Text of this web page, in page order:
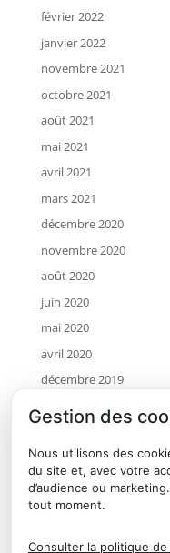
février 2022
janvier 2022
novembre 2021
octobre 2021
août 2021
mai 2021
avril 2021
mars 2021
décembre 2020
novembre 2020
août 2020
juin 2020
mai 2020
avril 2020
décembre 2019
novembre 2019
juillet 2019
mai 2019
avril 2019
Gestion des
Nous utilisons des
du site et, avec votre
d’audience ou
tout moment.
Consulter la politique